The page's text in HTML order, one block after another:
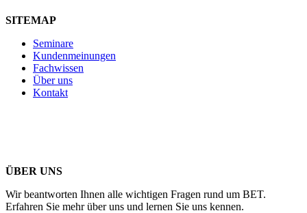
SITEMAP
Seminare
Kundenmeinungen
Fachwissen
Über uns
Kontakt
ÜBER UNS
Wir beantworten Ihnen alle wichtigen Fragen rund um BET.
Erfahren Sie mehr über uns und lernen Sie uns kennen.